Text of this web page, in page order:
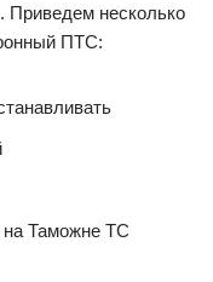
Приведем несколько
ПТС:
на Таможне ТС